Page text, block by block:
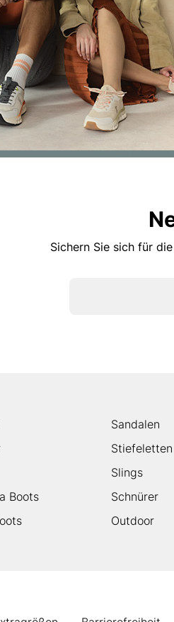
Sichern Sie sich für
Sandalen
Stiefeletten
Slings
Boots
Schnürer
Outdoor